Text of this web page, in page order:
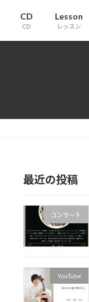
CD
CD
Lesson
レッスン
最近の投稿
コンサート
YouTube